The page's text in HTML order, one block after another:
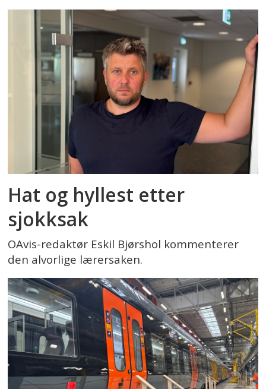
Hat og hyllest etter
sjokksak
OAvis-redaktør Eskil Bjørshol kommenterer
den alvorlige lærersaken.